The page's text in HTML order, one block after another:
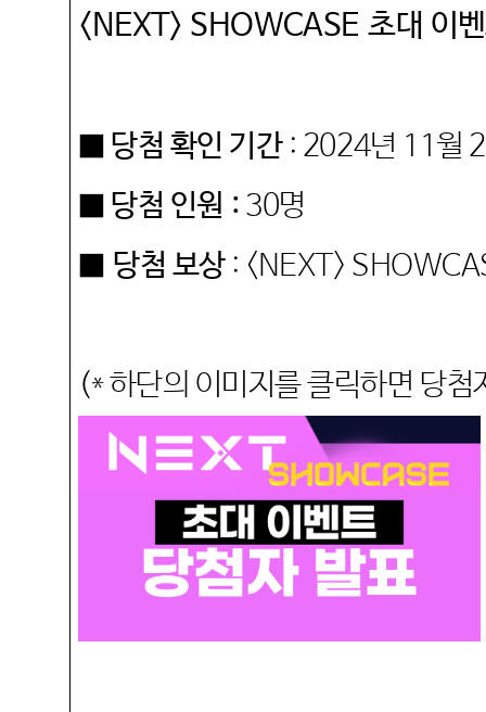
<NEXT> SHOWCASE초대 이
■ 당첨 확인 기간: 2024년 11 월
■ 당첨 인원 : 30명
■ 당첨 보상: <NEXT>
(*하단의 이미지를 클릭하면 당